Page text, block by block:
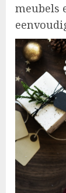
meubels